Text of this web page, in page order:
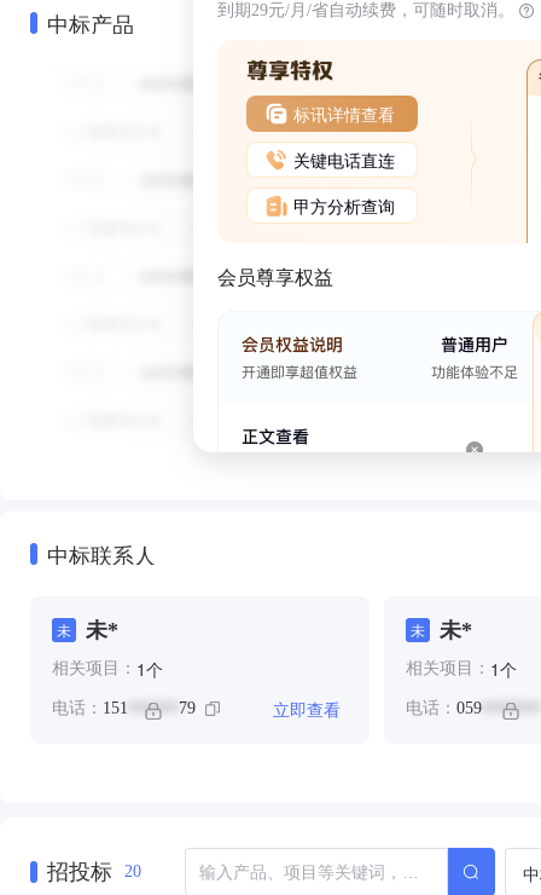
中标产品 到期29元/月/省自动续费，可随时取消。
标讯详情查看
关键电话直连
甲方分析查询
会员尊享权益
中标联系人
未 未*
相关项目： 1个
电话： 151 ****** 79 立即查看
未 未*
相关项目： 1个
电话： 059*******
招投标 20